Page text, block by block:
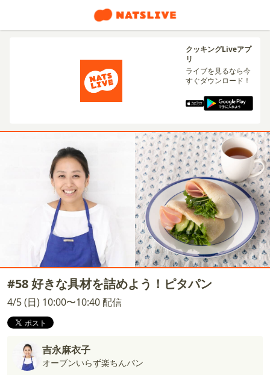
クッキングLiveアプ
リ
ライブを見るなら今
すぐダウンロード！
#58 好きな具材を詰めよう！ピタパン
4/5 (日) 10:00〜10:40 配信
吉永麻衣子
オーブンいらず楽ちんパン